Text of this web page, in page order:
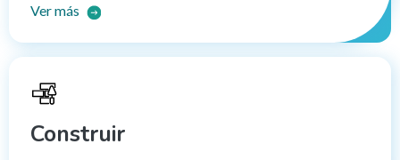
Ver más
Construir